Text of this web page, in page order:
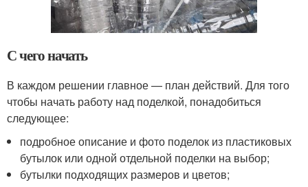
С чего начать
В каждом решении главное — план действий. Для того
чтобы начать работу над поделкой, понадобиться
следующее:
подробное описание и фото поделок из пластиковых
бутылок или одной отдельной поделки на выбор;
бутылки подходящих размеров и цветов;